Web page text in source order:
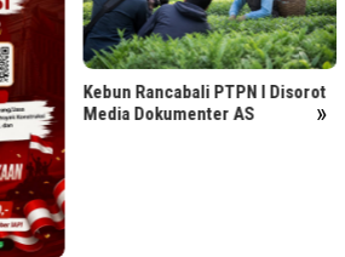
»
Kebun Rancabali PTPN I Disorot
Media Dokumenter AS